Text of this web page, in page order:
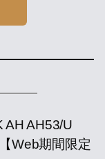
AH AH53/U
Web期間限定